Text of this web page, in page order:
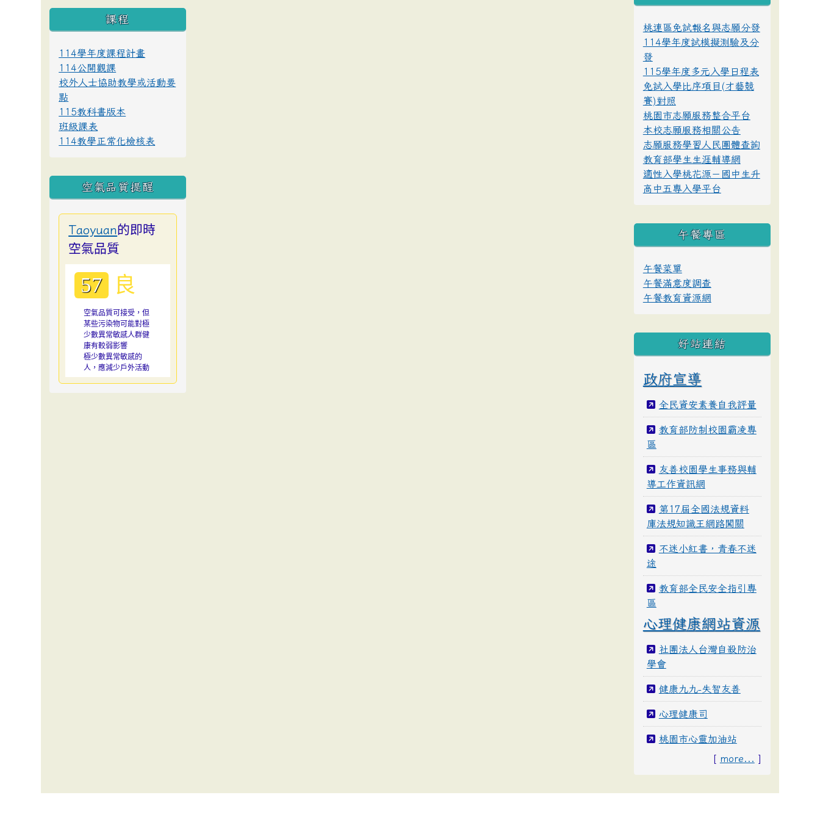
課程
114學年度課程計畫
114公開觀課
校外人士協助教學或活動要
點
115教科書版本
班級課表
114教學正常化檢核表
空氣品質提醒
Taoyuan的即時
空氣品質
57 良
空氣品質可接受，但
某些污染物可能對極
少數異常敏感人群健
康有較弱影響
極少數異常敏感的
人，應減少戶外活動
桃連區免試報名與志願分發
114學年度試模擬測驗及分
發
115學年度多元入學日程表
免試入學比序項目(才藝競
賽)對照
桃園市志願服務整合平台
本校志願服務相關公告
志願服務學習人民團體查詢
教育部學生生涯輔導網
適性入學桃花源－國中生升
高中五專入學平台
午餐專區
午餐菜單
午餐滿意度調查
午餐教育資源網
好站連結
政府宣導
全民資安素養自我評量
教育部防制校園霸凌專
區
友善校園學生事務與輔
導工作資訊網
第17屆全國法規資料
庫法規知識王網路闖關
不迷小紅書，青春不迷
途
教育部全民安全指引專
區
心理健康網站資源
社團法人台灣自殺防治
學會
健康九九-失智友善
心理健康司
桃園市心靈加油站
[ more... ]